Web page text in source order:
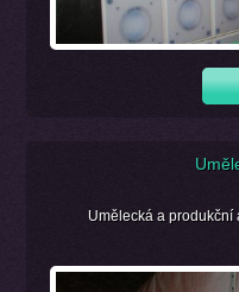
Umělecká a produkční